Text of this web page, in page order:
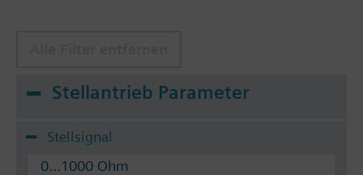
Stellantrieb Parameter
Stellsignal
0...1000 Ohm